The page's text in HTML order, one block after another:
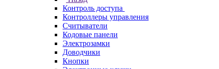
Контроль доступа
Контроллеры управления
Считыватели
Кодовые панели
Электрозамки
Доводчики
Кнопки